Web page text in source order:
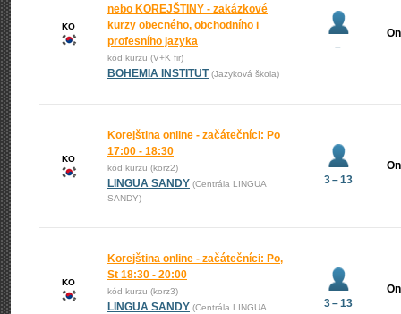
KO
nebo KOREJŠTINY - zakázkové
kurzy obecného, obchodního i
profesního jazyka
kód kurzu (V+K fir)
BOHEMIA INSTITUT (Jazyková škola)
–
KO
Korejština online - začátečníci: Po
17:00 - 18:30
kód kurzu (korz2)
LINGUA SANDY (Centrála LINGUA
SANDY)
3 – 13
KO
Korejština online - začátečníci: Po,
St 18:30 - 20:00
kód kurzu (korz3)
LINGUA SANDY (Centrála LINGUA
3 – 13